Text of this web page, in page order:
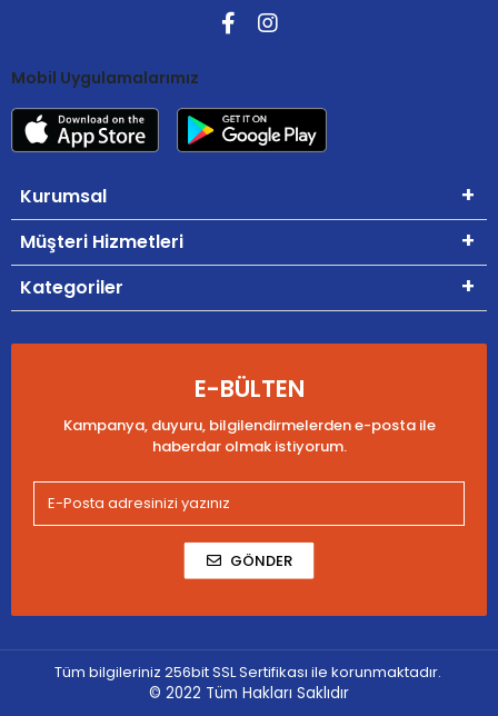
Mobil Uygulamalarımız
Kurumsal
Müşteri Hizmetleri
Kategoriler
E-BÜLTEN
Kampanya, duyuru, bilgilendirmelerden e-posta ile
haberdar olmak istiyorum.
GÖNDER
Tüm bilgileriniz 256bit SSL Sertifikası ile korunmaktadır.
© 2022 Tüm Hakları Saklıdır